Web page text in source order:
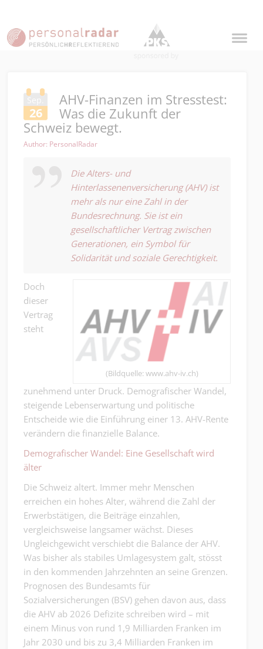
Sep.
26
AHV-Finanzen im Stresstest:
Was die Zukunft der
Schweiz bewegt.
Author: PersonalRadar
Die Alters- und
Hinterlassenenversicherung (AHV) ist
mehr als nur eine Zahl in der
Bundesrechnung. Sie ist ein
gesellschaftlicher Vertrag zwischen
Generationen, ein Symbol für
Solidarität und soziale Gerechtigkeit.
(Bildquelle: www.ahv-iv.ch)
Doch
dieser
Vertrag
steht
zunehmend unter Druck. Demografischer Wandel,
steigende Lebenserwartung und politische
Entscheide wie die Einführung einer 13. AHV-Rente
verändern die finanzielle Balance.
Demografischer Wandel: Eine Gesellschaft wird
älter
Die Schweiz altert. Immer mehr Menschen
erreichen ein hohes Alter, während die Zahl der
Erwerbstätigen, die Beiträge einzahlen,
vergleichsweise langsamer wächst. Dieses
Ungleichgewicht verschiebt die Balance der AHV.
Was bisher als stabiles Umlagesystem galt, stösst
in den kommenden Jahrzehnten an seine Grenzen.
Prognosen des Bundesamts für
Sozialversicherungen (BSV) gehen davon aus, dass
die AHV ab 2026 Defizite schreiben wird – mit
einem Minus von rund 1,9 Milliarden Franken im
Jahr 2030 und bis zu 3,4 Milliarden Franken im